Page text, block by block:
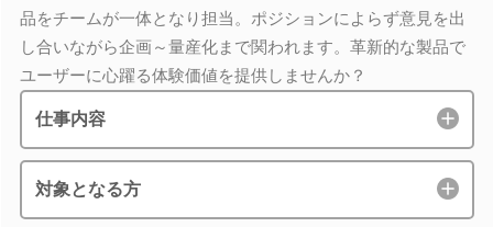
品をチームが一体となり担当。ポジションによらず意見を出
し合いながら企画～量産化まで関われます。革新的な製品で
ユーザーに心躍る体験価値を提供しませんか？
仕事内容
対象となる方